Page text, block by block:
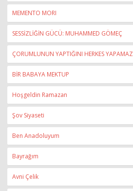
MEMENTO MORI
SESSİZLİĞİN GÜCÜ: MUHAMMED GÖMEÇ
ÇORUMLUNUN YAPTIĞINI HERKES YAPAMAZ
BİR BABAYA MEKTUP
Hoşgeldin Ramazan
Şov Siyaseti
Ben Anadoluyum
Bayrağım
Avni Çelik